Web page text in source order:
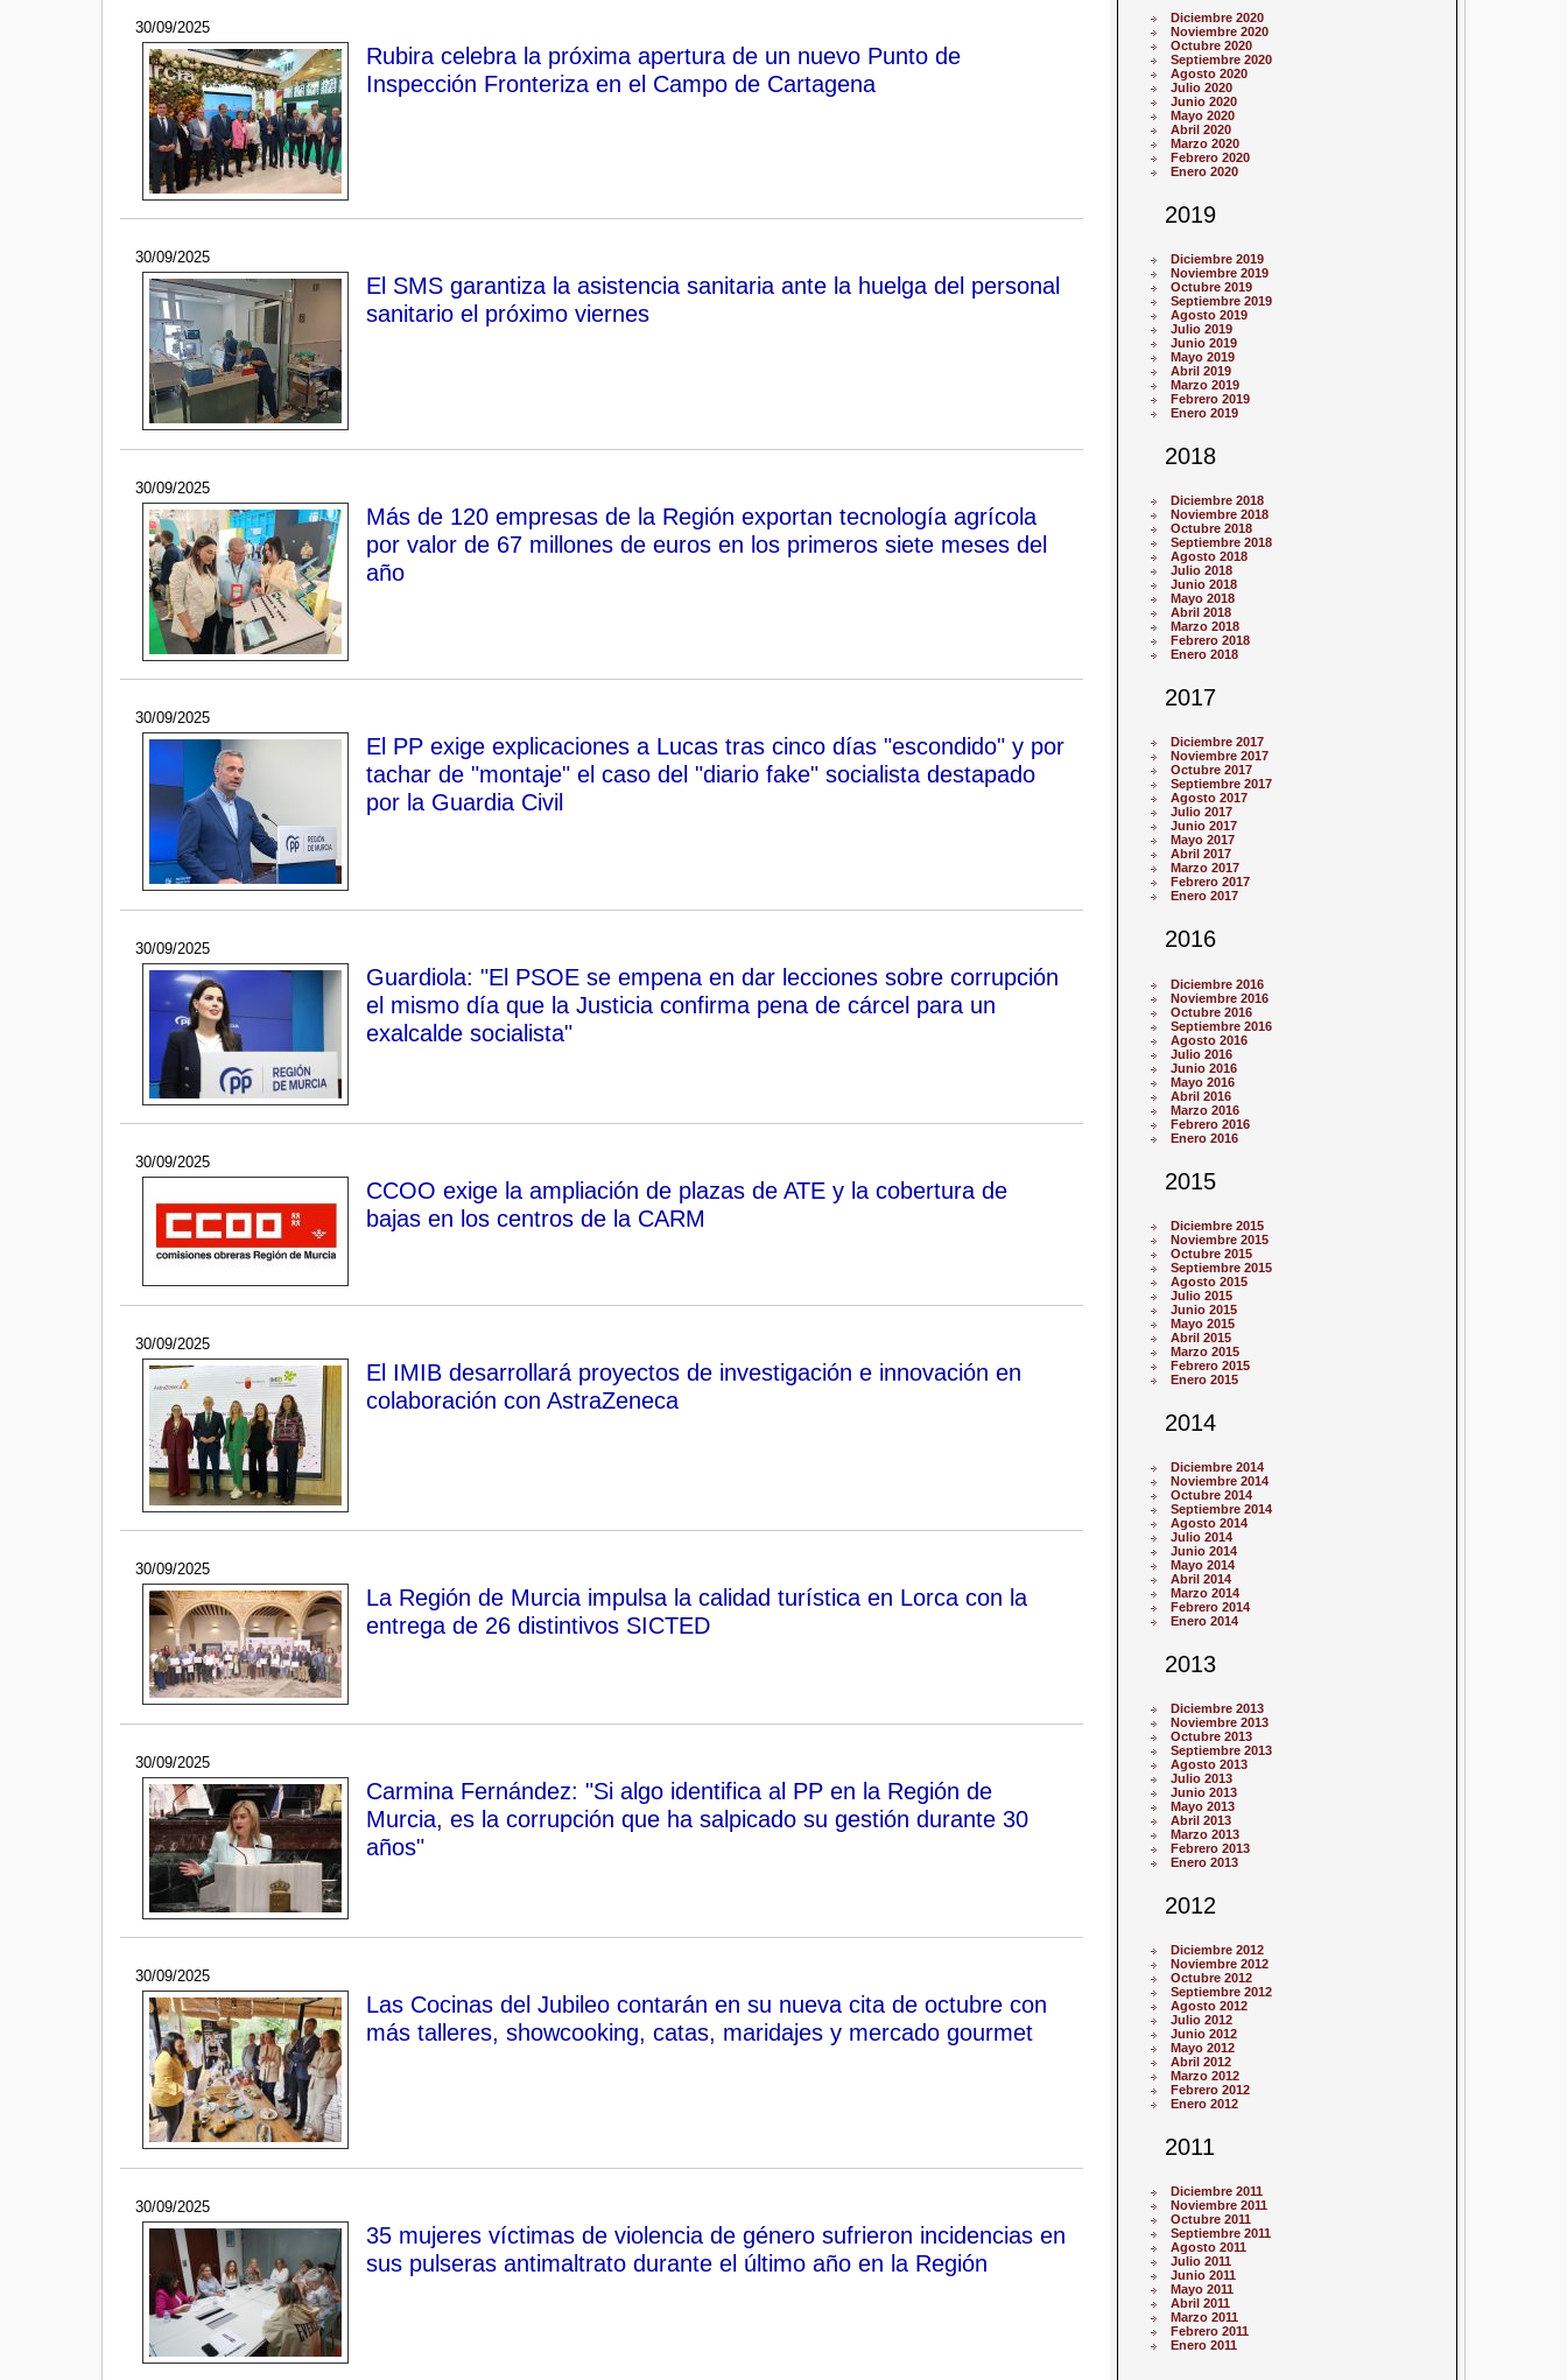
30/09/2025
Rubira celebra la próxima apertura de un nuevo Punto de
Inspección Fronteriza en el Campo de Cartagena
30/09/2025
El SMS garantiza la asistencia sanitaria ante la huelga del personal
sanitario el próximo viernes
30/09/2025
Más de 120 empresas de la Región exportan tecnología agrícola
por valor de 67 millones de euros en los primeros siete meses del
año
30/09/2025
El PP exige explicaciones a Lucas tras cinco días "escondido" y por
tachar de "montaje" el caso del "diario fake" socialista destapado
por la Guardia Civil
30/09/2025
Guardiola: "El PSOE se empena en dar lecciones sobre corrupción
el mismo día que la Justicia confirma pena de cárcel para un
exalcalde socialista"
30/09/2025
CCOO exige la ampliación de plazas de ATE y la cobertura de
bajas en los centros de la CARM
30/09/2025
El IMIB desarrollará proyectos de investigación e innovación en
colaboración con AstraZeneca
30/09/2025
La Región de Murcia impulsa la calidad turística en Lorca con la
entrega de 26 distintivos SICTED
30/09/2025
Carmina Fernández: "Si algo identifica al PP en la Región de
Murcia, es la corrupción que ha salpicado su gestión durante 30
años"
30/09/2025
Las Cocinas del Jubileo contarán en su nueva cita de octubre con
más talleres, showcooking, catas, maridajes y mercado gourmet
30/09/2025
35 mujeres víctimas de violencia de género sufrieron incidencias en
sus pulseras antimaltrato durante el último año en la Región
Diciembre 2020
Noviembre 2020
Octubre 2020
Septiembre 2020
Agosto 2020
Julio 2020
Junio 2020
Mayo 2020
Abril 2020
Marzo 2020
Febrero 2020
Enero 2020
2019
Diciembre 2019
Noviembre 2019
Octubre 2019
Septiembre 2019
Agosto 2019
Julio 2019
Junio 2019
Mayo 2019
Abril 2019
Marzo 2019
Febrero 2019
Enero 2019
2018
Diciembre 2018
Noviembre 2018
Octubre 2018
Septiembre 2018
Agosto 2018
Julio 2018
Junio 2018
Mayo 2018
Abril 2018
Marzo 2018
Febrero 2018
Enero 2018
2017
Diciembre 2017
Noviembre 2017
Octubre 2017
Septiembre 2017
Agosto 2017
Julio 2017
Junio 2017
Mayo 2017
Abril 2017
Marzo 2017
Febrero 2017
Enero 2017
2016
Diciembre 2016
Noviembre 2016
Octubre 2016
Septiembre 2016
Agosto 2016
Julio 2016
Junio 2016
Mayo 2016
Abril 2016
Marzo 2016
Febrero 2016
Enero 2016
2015
Diciembre 2015
Noviembre 2015
Octubre 2015
Septiembre 2015
Agosto 2015
Julio 2015
Junio 2015
Mayo 2015
Abril 2015
Marzo 2015
Febrero 2015
Enero 2015
2014
Diciembre 2014
Noviembre 2014
Octubre 2014
Septiembre 2014
Agosto 2014
Julio 2014
Junio 2014
Mayo 2014
Abril 2014
Marzo 2014
Febrero 2014
Enero 2014
2013
Diciembre 2013
Noviembre 2013
Octubre 2013
Septiembre 2013
Agosto 2013
Julio 2013
Junio 2013
Mayo 2013
Abril 2013
Marzo 2013
Febrero 2013
Enero 2013
2012
Diciembre 2012
Noviembre 2012
Octubre 2012
Septiembre 2012
Agosto 2012
Julio 2012
Junio 2012
Mayo 2012
Abril 2012
Marzo 2012
Febrero 2012
Enero 2012
2011
Diciembre 2011
Noviembre 2011
Octubre 2011
Septiembre 2011
Agosto 2011
Julio 2011
Junio 2011
Mayo 2011
Abril 2011
Marzo 2011
Febrero 2011
Enero 2011